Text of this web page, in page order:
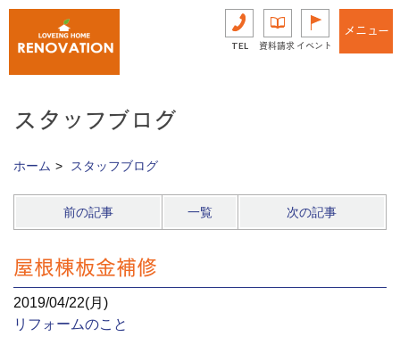
TEL 資料請求 イベント
メニュー
スタッフブログ
ホーム スタッフブログ
前の記事 一覧 次の記事
屋根棟板金補修
2019/04/22(月)
リフォームのこと